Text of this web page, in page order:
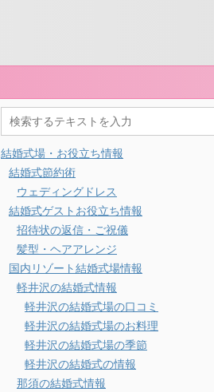
結婚式場・お役立ち情報
結婚式節約術
ウェディングドレス
結婚式ゲストお役立ち情報
招待状の返信・ご祝儀
髪型・ヘアアレンジ
国内リゾート結婚式場情報
軽井沢の結婚式情報
軽井沢の結婚式場の口コミ
軽井沢の結婚式場のお料理
軽井沢の結婚式場の季節
軽井沢の結婚式の情報
那須の結婚式情報